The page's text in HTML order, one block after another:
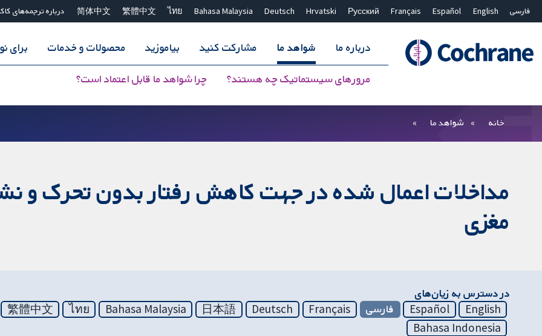
فارسی English
Español
Français
Русский
Hrvatski
Deutsch
Bahasa Malaysia
ไทย
繁體中文
简体中文 درباره ترجمه‌های
درباره ما شواهد ما
مرورهای سیستماتیک چه هستند؟ چرا شواهد ما قابل اعتماد است؟
مشارکت کنید بیاموزید محصولات و خدمات برای
بستن جستجو ✖
خانه شواهد ما
مداخلات اعمال شده در جهت کاهش رفتار بدون تحرک و
مغزی
در دسترس به زیان‌های
English
Español فارسی Français
Deutsch
日本語
Bahasa Malaysia
ไทย
繁體中文
Bahasa Indonesia